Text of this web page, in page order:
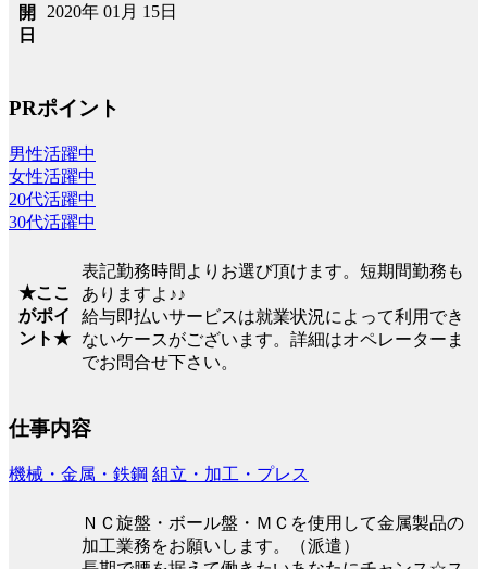
開
日
2020年 01月 15日
PRポイント
男性活躍中
女性活躍中
20代活躍中
30代活躍中
★ここ
がポイ
ント★
表記勤務時間よりお選び頂けます。短期間勤務も
ありますよ♪♪
給与即払いサービスは就業状況によって利用でき
ないケースがございます。詳細はオペレーターま
でお問合せ下さい。
仕事内容
機械・金属・鉄鋼 組立・加工・プレス
ＮＣ旋盤・ボール盤・ＭＣを使用して金属製品の
加工業務をお願いします。（派遣）